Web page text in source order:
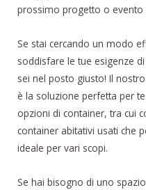
prossimo progetto o evento
Se stai cercando un modo
soddisfare le tue esigenze
sei nel posto giusto! Il
è la soluzione perfetta per
opzioni di container, tra cui
container abitativi usati che
ideale per vari scopi.
Se hai bisogno di uno